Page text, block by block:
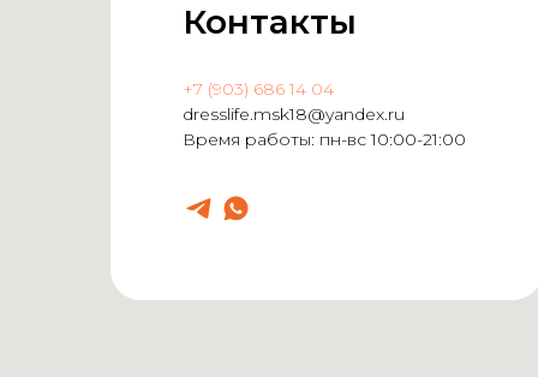
Контакты
+7 (903) 686 14 04
dresslife.msk18@yandex.ru
Время работы: пн-вс 10:00-21:00